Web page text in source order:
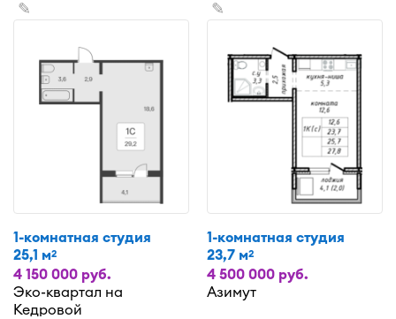
✎
1-комнатная студия
25,1 м2
4 150 000 руб.
Эко-квартал на
Кедровой
✎
1-комнатная студия
23,7 м2
4 500 000 руб.
Азимут